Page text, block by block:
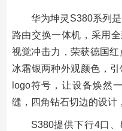
华为坤灵S380系列
路由交换一体机，采用
视觉冲击力，荣获德国
冰霜银两种外观颜色，
logo符号，让设备焕然
缝，四角钻石切边的设计
S380提供下行4口